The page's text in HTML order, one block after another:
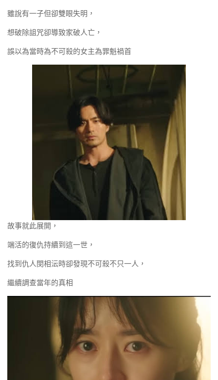
雖說有一子但卻雙眼失明，
想破除詛咒卻導致家破人亡，
誤以為當時為不可殺的女主為罪魁禍首
故事就此展開，
端活的復仇持續到這一世，
找到仇人閔相沄時卻發現不可殺不只一人，
繼續調查當年的真相